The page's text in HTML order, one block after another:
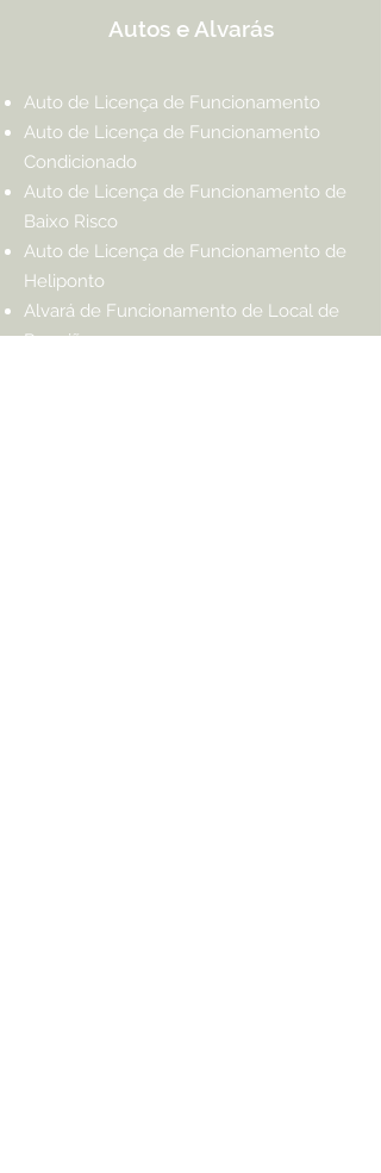
Autos e Alvarás
Auto de Licença de Funcionamento
Auto de Licença de Funcionamento
Condicionado
Auto de Licença de Funcionamento de
Baixo Risco
Auto de Licença de Funcionamento de
Heliponto
Alvará de Funcionamento de Local de
Reunião